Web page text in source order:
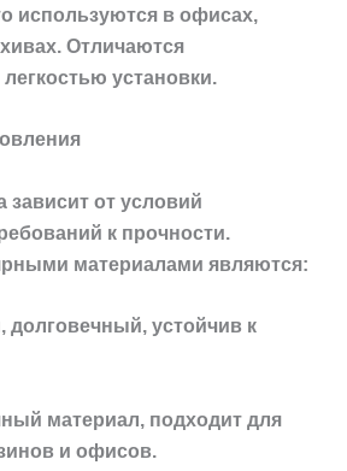
используются в офисах,
Отличаются
установки.
от условий
к прочности.
материалами являются:
долговечный, устойчив к
материал, подходит для
и офисов.